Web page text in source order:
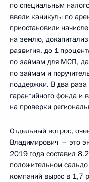
по специальным
ввели каникулы по
приостановили
на землю,
развития, до 1
по займам для МСП,
по займам и
поддержки. В два
гарантийного фонда и
на проверки
Отдельный вопрос,
Владимирович, – это
2019 года составил
положительном
компаний вырос в 1,7